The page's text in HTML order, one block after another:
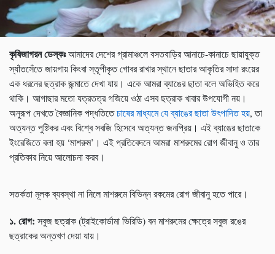
কৃষিজাগরন ডেস্কঃআমাদের দেশের গ্রামাঞ্চলে বসতবাড়ির আনাচে-কানাচে ছায়াযুক্ত
স্যাঁতসেঁতে জায়গায় কিংবা স্তূপীকৃত গোবর রাখার স্থানে ছাতার আকৃতির সাদা রংয়ের
এক ধরনের ছত্রাক জন্মাতে দেখা যায়। একে আমরা ব্যাঙের ছাতা বলে অভিহিত করে
থাকি। আগাছার মতো যত্রতত্র গজিয়ে ওঠা এসব ছত্রাক খাবার উপযোগী নয়।
অনুরূপ দেখতে বৈজ্ঞানিক পদ্ধতিতেচাষের মাধ্যমে যে ব্যাঙের ছাতা উৎপাদিত হয়, তা
অত্যন্ত পুষ্টিকর এবং বিশ্বে সবজি হিসেবে অত্যন্ত জনপ্রিয়। এই ব্যাঙের ছাতাকে
ইংরেজিতে বলা হয় ‘মাশরুম’। এই প্রতিবেদনে আমরা মাশরুমের রোগ জীবানু ও তার
প্রতিকার নিয়ে আলোচনা করব।
সতর্কতা মূলক ব্যবস্থা না নিলে মাশরুমে বিভিন্ন রকমের রোগ জীবানু হতে পারে।
১.রোগ: সবুজ ছত্রাক (ট্রাইকোর্ডামা ভিরিডি) বন মাশরুমের ক্ষেত্রে সবুজ রঙের
ছত্রাকের অন্তখণ দেয়া যায়।